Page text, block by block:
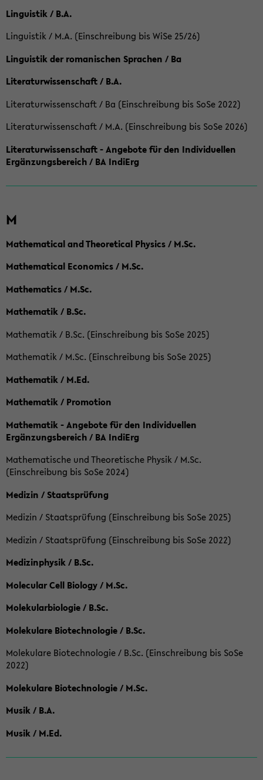
Linguistik / B.A.
Linguistik / M.A. (Einschreibung bis WiSe 25/26)
Linguistik der romanischen Sprachen / Ba
Literaturwissenschaft / B.A.
Literaturwissenschaft / Ba (Einschreibung bis SoSe 2022)
Literaturwissenschaft / M.A. (Einschreibung bis SoSe 2026)
Literaturwissenschaft - Angebote für den Individuellen
Ergänzungsbereich / BA IndiErg
M
Mathematical and Theoretical Physics / M.Sc.
Mathematical Economics / M.Sc.
Mathematics / M.Sc.
Mathematik / B.Sc.
Mathematik / B.Sc. (Einschreibung bis SoSe 2025)
Mathematik / M.Sc. (Einschreibung bis SoSe 2025)
Mathematik / M.Ed.
Mathematik / Promotion
Mathematik - Angebote für den Individuellen
Ergänzungsbereich / BA IndiErg
Mathematische und Theoretische Physik / M.Sc.
(Einschreibung bis SoSe 2024)
Medizin / Staatsprüfung
Medizin / Staatsprüfung (Einschreibung bis SoSe 2025)
Medizin / Staatsprüfung (Einschreibung bis SoSe 2022)
Medizinphysik / B.Sc.
Molecular Cell Biology / M.Sc.
Molekularbiologie / B.Sc.
Molekulare Biotechnologie / B.Sc.
Molekulare Biotechnologie / B.Sc. (Einschreibung bis SoSe
2022)
Molekulare Biotechnologie / M.Sc.
Musik / B.A.
Musik / M.Ed.